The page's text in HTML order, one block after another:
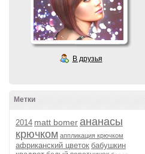
В друзья
Метки
2014 matt bomerананасы
крючком аппликация крючком
африканский цветок бабушкин